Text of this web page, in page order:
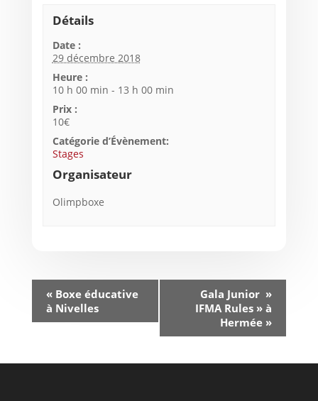
Détails
Date :
29 décembre 2018
Heure :
10 h 00 min - 13 h 00 min
Prix :
10€
Catégorie d’Évènement:
Stages
Organisateur
Olimpboxe
«Boxe éducative
à Nivelles
Gala Junior »
IFMA Rules » à
Hermée »